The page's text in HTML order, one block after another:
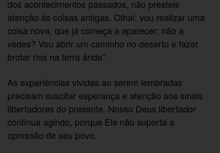
dos acontecimentos passados, não presteis
atenção às coisas antigas. Olhai: vou realizar uma
coisa nova, que já começa a aparecer; não a
vedes? Vou abrir um caminho no deserto e fazer
brotar rios na terra árida”.
As experiências vividas ao serem lembradas
precisam suscitar esperança e atenção aos sinais
libertadores do presente. Nosso Deus libertador
continua agindo, porque Ele não suporta a
opressão de seu povo.